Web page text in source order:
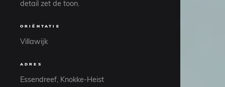
detail zet de toon.
ORIËNTATIE
Villawijk
ADRES
Essendreef, Knokke-Heist